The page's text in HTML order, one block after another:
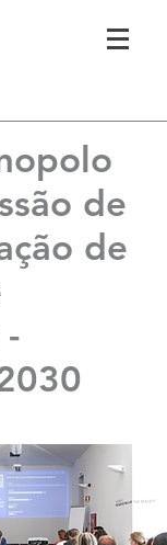
de
de